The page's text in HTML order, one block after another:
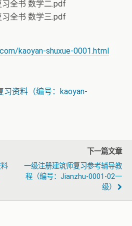
全书 数学二.pdf
全书 数学三.pdf
kaoyan-shuxue-0001.html
习资料（编号：kaoyan-
下一篇文章
一级注册建筑师复习参考辅导教
程（编号：jianzhu-0001-02一
级）